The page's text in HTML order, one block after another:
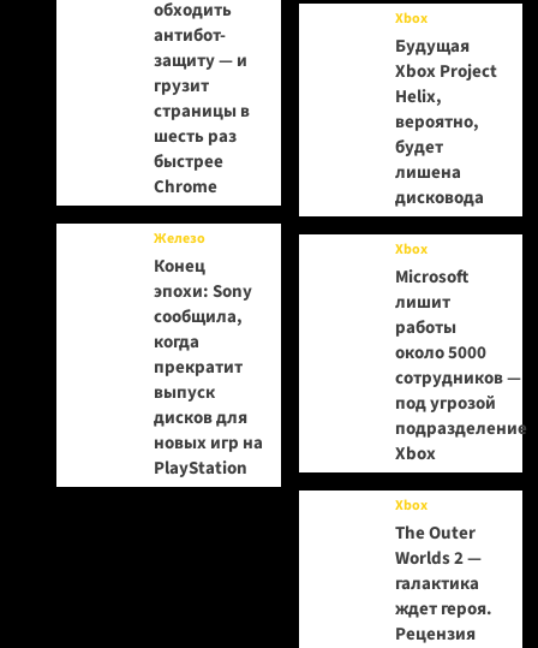
обходить
антибот-
защиту — и
грузит
страницы в
шесть раз
быстрее
Chrome
Железо
Конец
эпохи: Sony
сообщила,
когда
прекратит
выпуск
дисков для
новых игр на
PlayStation
Xbox
Будущая
Xbox Project
Helix,
вероятно,
будет
лишена
дисковода
Xbox
Microsoft
лишит
работы
около 5000
сотрудников —
под угрозой
подразделение
Xbox
Xbox
The Outer
Worlds 2 —
галактика
ждет героя.
Рецензия